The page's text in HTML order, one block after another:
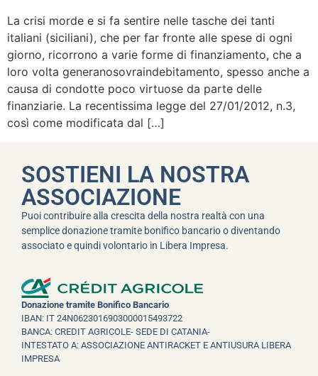
La crisi morde e si fa sentire nelle tasche dei tanti
italiani (siciliani), che per far fronte alle spese di ogni
giorno, ricorrono a varie forme di finanziamento, che a
loro volta generanosovraindebitamento, spesso anche a
causa di condotte poco virtuose da parte delle
finanziarie. La recentissima legge del 27/01/2012, n.3,
così come modificata dal […]
SOSTIENI LA NOSTRA
ASSOCIAZIONE
Puoi contribuire alla crescita della nostra realtà con una
semplice donazione tramite bonifico bancario o diventando
associato e quindi volontario in Libera Impresa.
Donazione tramite Bonifico Bancario
IBAN: IT 24N0623016903000015493722
BANCA: CREDIT AGRICOLE- SEDE DI CATANIA-
INTESTATO A: ASSOCIAZIONE ANTIRACKET E ANTIUSURA LIBERA
IMPRESA